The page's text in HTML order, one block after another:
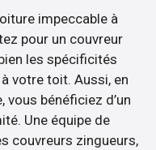
impeccable à
pour un couvreur
les spécificités
votre toit. Aussi, en
bénéficiez d’un
Une équipe de
couvreurs zingueurs,